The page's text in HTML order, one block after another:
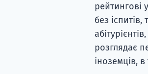
рейтингові
без
розглядає
іноземців,